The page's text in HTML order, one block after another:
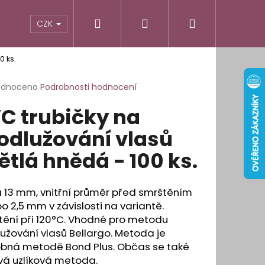
Hodnocení obchodu Informace pro vás
CZK Přihlášení
ks.
Podrobnosti hodnocení
trubičky na
vlasů
hnědá - 100 ks.
13 mm, vnitřní průměr před smrštěním
2,5 mm v závislosti na variantě.
při 120°C. Vhodné pro metodu
vlasů Bellargo. Metoda je
metodě Bond Plus. Občas se také
uzlíková metoda.
OBLOUKOVÉ LEPÍCÍ